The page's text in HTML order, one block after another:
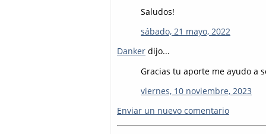
Saludos!
sábado, 21 mayo, 2022
Danker dijo...
Gracias tu aporte me ayudo a
viernes, 10 noviembre, 2023
Enviar un nuevo comentario